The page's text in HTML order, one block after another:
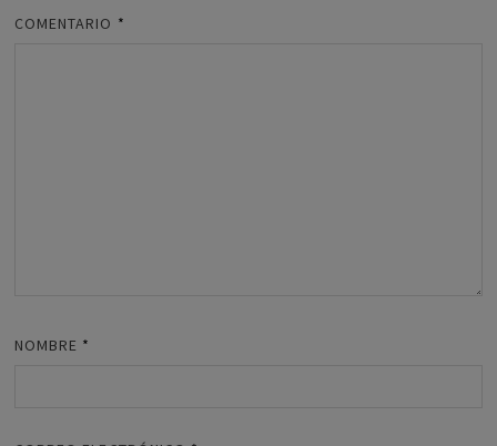
COMENTARIO *
NOMBRE *